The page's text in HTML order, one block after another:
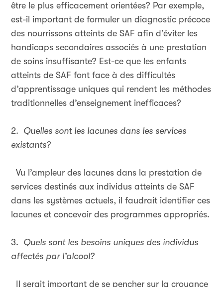
être le plus efficacement orientées? Par exemple,
est-il important de formuler un diagnostic précoce
des nourrissons atteints de SAF afin d’éviter les
handicaps secondaires associés à une prestation
de soins insuffisante? Est-ce que les enfants
atteints de SAF font face à des difficultés
d’apprentissage uniques qui rendent les méthodes
traditionnelles d’enseignement inefficaces?
2. Quelles sont les lacunes dans les services
existants?
Vu l’ampleur des lacunes dans la prestation de
services destinés aux individus atteints de SAF
dans les systèmes actuels, il faudrait identifier ces
lacunes et concevoir des programmes appropriés.
3. Quels sont les besoins uniques des individus
affectés par l’alcool?
Il serait important de se pencher sur la croyance